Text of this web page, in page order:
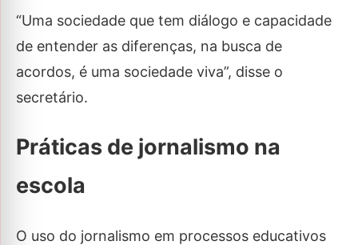
“Uma sociedade que tem diálogo e capacidade
de entender as diferenças, na busca de
acordos, é uma sociedade viva”, disse o
secretário.
Práticas de jornalismo na
escola
O uso do jornalismo em processos educativos